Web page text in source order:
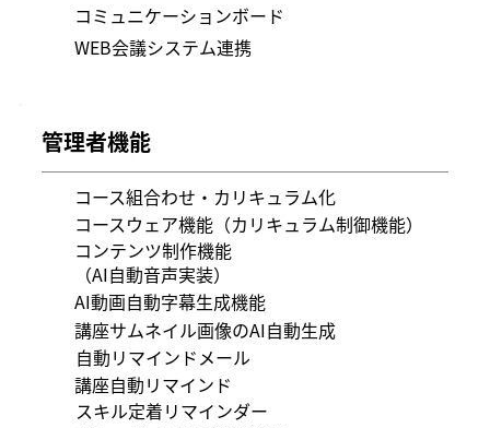
コミュニケーションボード
WEB会議システム連携
管理者機能
コース組合わせ・カリキュラム化
コースウェア機能（カリキュラム制御機能）
​​コンテンツ制作機能
（AI自動音声実装）
AI動画自動字幕生成機能
講座サムネイル画像のAI自動生成
自動リマインドメール
講座自動リマインド
スキル定着リマインダー